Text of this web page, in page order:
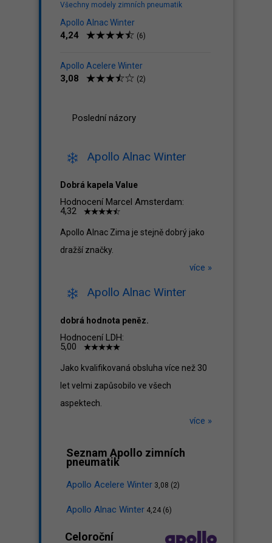
Všechny modely zimních pneumatik
Apollo Alnac Winter
4,24 (6)
Apollo Acelere Winter
3,08 (2)
Poslední názory
Apollo Alnac Winter
Dobrá kapela Value
Hodnocení Marcel Amsterdam:
4,32
Apollo Alnac Zima je stejně dobrý jako
dražší značky.
více »
Apollo Alnac Winter
dobrá hodnota peněz.
Hodnocení LDH:
5,00
Jako kvalifikovaná obsluha více než 30
let velmi zapůsobilo ve všech
aspektech.
více »
Seznam Apollo zimních
pneumatik
Apollo Acelere Winter 3,08 (2)
Apollo Alnac Winter 4,24 (6)
Celoroční